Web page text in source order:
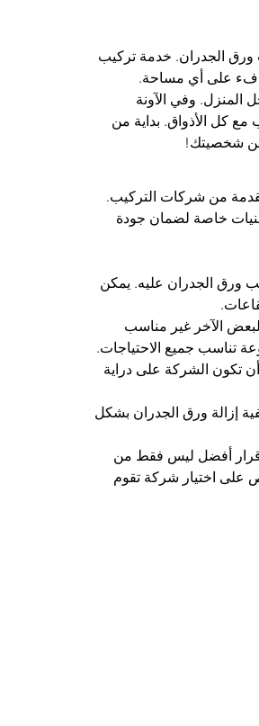
ورق الجدران. خدمة تركيب
على أي مساحة.
المنزل. وفي الآونة
مع كل الأذواق. بداية من
عن شخصيتك!
من شركات التركيب.
خاصة لضمان جودة
ورق الجدران عليه. يمكن
الآخر غير مناسب
تناسب جميع الاحتياجات.
تكون الشركة على دراية
إزالة ورق الجدران بشكل
قرار أفضل ليس فقط من
على اختيار شركة تقوم